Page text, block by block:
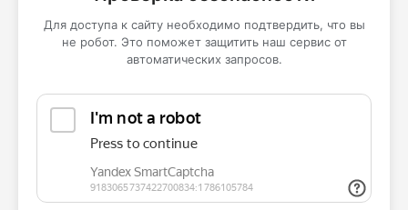
Для доступа к сайту необходимо подтвердить, что вы
не робот. Это поможет защитить наш сервис от
автоматических запросов.